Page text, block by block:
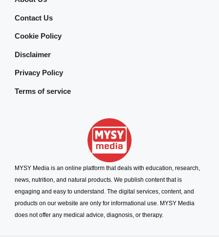
Contact Us
Cookie Policy
Disclaimer
Privacy Policy
Terms of service
MYSY Media is an online platform that deals with education, research,
news, nutrition, and natural products. We publish content that is
engaging and easy to understand. The digital services, content, and
products on our website are only for informational use. MYSY Media
does not offer any medical advice, diagnosis, or therapy.